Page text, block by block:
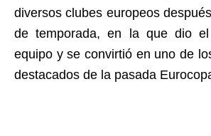
diversos clubes europeos
de temporada, en la que dio
equipo y se convirtió en uno de
destacados de la pasada